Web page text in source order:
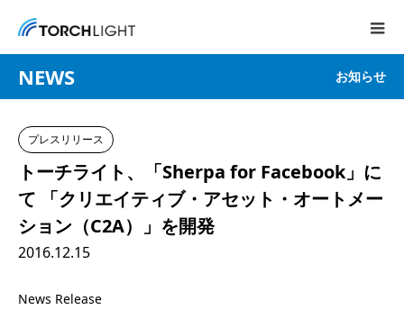
NEWS お知らせ
プレスリリース
トーチライト、「Sherpa for Facebook」に
て 「クリエイティブ・アセット・オートメー
ション（C2A）」を開発
2016.12.15
News Release